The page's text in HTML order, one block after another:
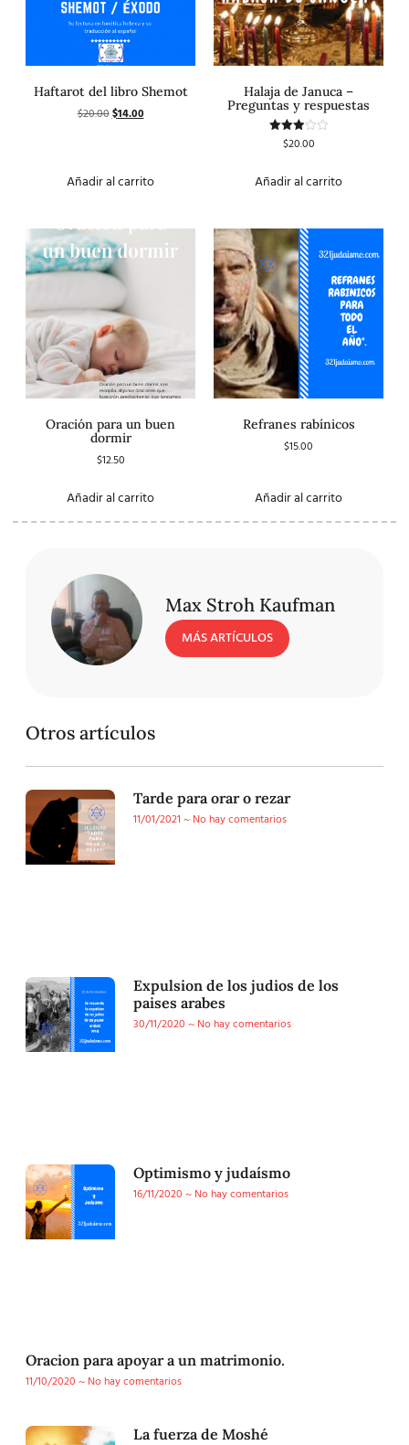
Haftarot del libro Shemot
$20.00$14.00
Añadir al carrito
Halaja de Januca –
Preguntas y respuestas
Valorado
con
$20.00
Añadir al carrito
Oración para un buen
dormir
$12.50
Añadir al carrito
Refranes rabínicos
$15.00
Añadir al carrito
Max Stroh Kaufman
MÁS ARTÍCULOS
Otros artículos
Tarde para orar o rezar
11/01/2021
No hay comentarios
Expulsion de los judios de los
paises arabes
30/11/2020
No hay comentarios
Optimismo y judaísmo
16/11/2020
No hay comentarios
Oracion para apoyar a un matrimonio.
11/10/2020
No hay comentarios
La fuerza de Moshé